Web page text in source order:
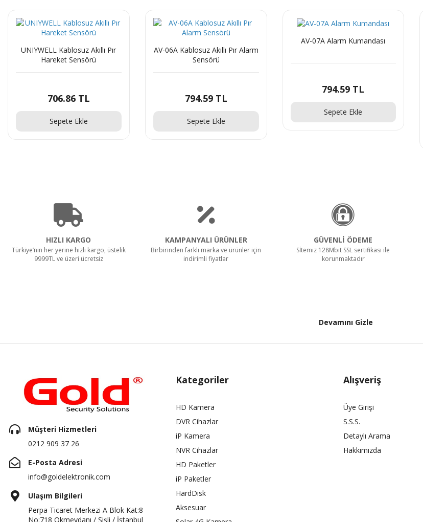
UNIYWELL Kablosuz Akıllı Pır
Hareket Sensörü
706.86 TL
Sepete Ekle
AV-06A Kablosuz Akıllı Pır Alarm
Sensörü
794.59 TL
Sepete Ekle
AV-07A Alarm Kumandası
794.59 TL
Sepete Ekle
HIZLI KARGO
Türkiye’nin her yerine hızlı kargo, üstelik
9999TL ve üzeri ücretsiz
KAMPANYALI ÜRÜNLER
Birbirinden farklı marka ve ürünler için
indirimli fiyatlar
GÜVENLİ ÖDEME
Sİtemiz 128Mbit SSL sertifikası ile
korunmaktadır
Devamını Gizle
Müşteri Hizmetleri
0212 909 37 26
E-Posta Adresi
info@goldelektronik.com
Ulaşım Bilgileri
Perpa Ticaret Merkezi A Blok Kat:8
No:718 Okmeydanı / Şişli / İstanbul
Kategoriler
HD Kamera
DVR Cihazlar
iP Kamera
NVR Cihazlar
HD Paketler
iP Paketler
HardDisk
Aksesuar
Alışveriş
Üye Girişi
S.S.S.
Detaylı Arama
Hakkımızda